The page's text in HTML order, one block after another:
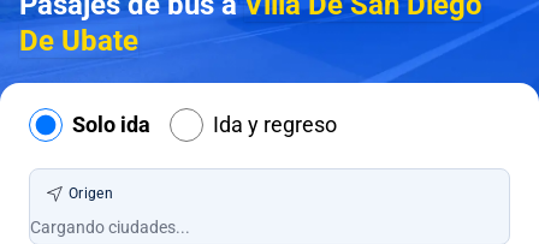
De Ubate
Solo ida Ida y regreso
Origen